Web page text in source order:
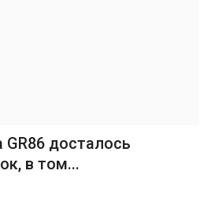
досталось
в том...